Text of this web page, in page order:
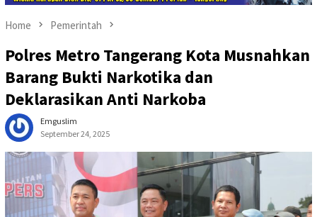
Home Pemerintah
Polres Metro Tangerang Kota Musnahkan
Barang Bukti Narkotika dan
Deklarasikan Anti Narkoba
Emguslim
September 24, 2025